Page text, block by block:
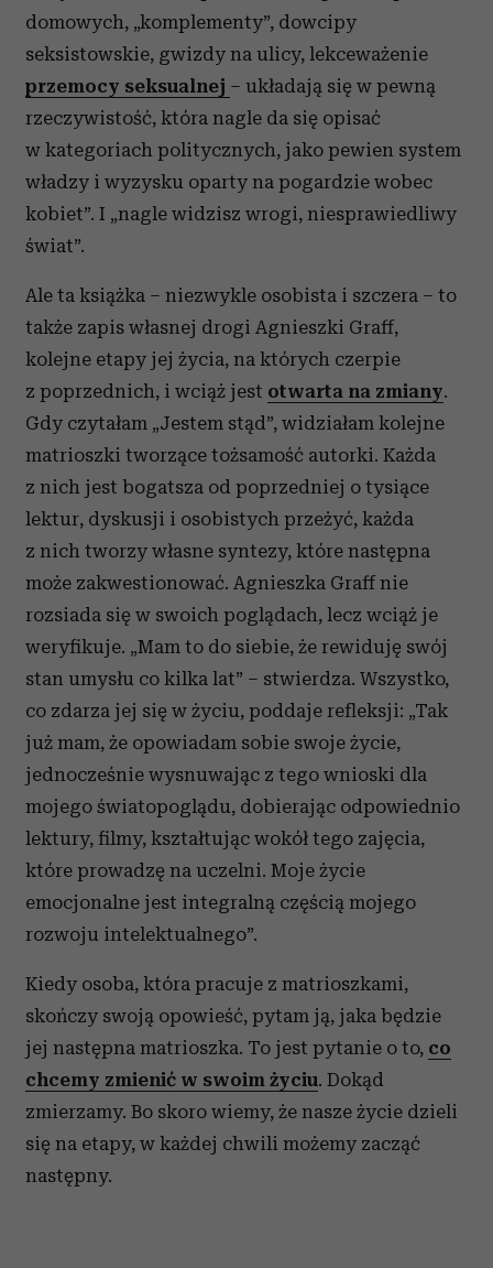
domowych, „komplementy”, dowcipy
seksistowskie, gwizdy na ulicy, lekceważenie
przemocy seksualnej – układają się w pewną
rzeczywistość, która nagle da się opisać
w kategoriach politycznych, jako pewien system
władzy i wyzysku oparty na pogardzie wobec
kobiet”. I „nagle widzisz wrogi, niesprawiedliwy
świat”.
Ale ta książka – niezwykle osobista i szczera – to
także zapis własnej drogi Agnieszki Graff,
kolejne etapy jej życia, na których czerpie
z poprzednich, i wciąż jest otwarta na zmiany.
Gdy czytałam „Jestem stąd”, widziałam kolejne
matrioszki tworzące tożsamość autorki. Każda
z nich jest bogatsza od poprzedniej o tysiące
lektur, dyskusji i osobistych przeżyć, każda
z nich tworzy własne syntezy, które następna
może zakwestionować. Agnieszka Graff nie
rozsiada się w swoich poglądach, lecz wciąż je
weryfikuje. „Mam to do siebie, że rewiduję swój
stan umysłu co kilka lat” – stwierdza. Wszystko,
co zdarza jej się w życiu, poddaje refleksji: „Tak
już mam, że opowiadam sobie swoje życie,
jednocześnie wysnuwając z tego wnioski dla
mojego światopoglądu, dobierając odpowiednio
lektury, filmy, kształtując wokół tego zajęcia,
które prowadzę na uczelni. Moje życie
emocjonalne jest integralną częścią mojego
rozwoju intelektualnego”.
Kiedy osoba, która pracuje z matrioszkami,
skończy swoją opowieść, pytam ją, jaka będzie
jej następna matrioszka. To jest pytanie o to, co
chcemy zmienić w swoim życiu. Dokąd
zmierzamy. Bo skoro wiemy, że nasze życie dzieli
się na etapy, w każdej chwili możemy zacząć
następny.